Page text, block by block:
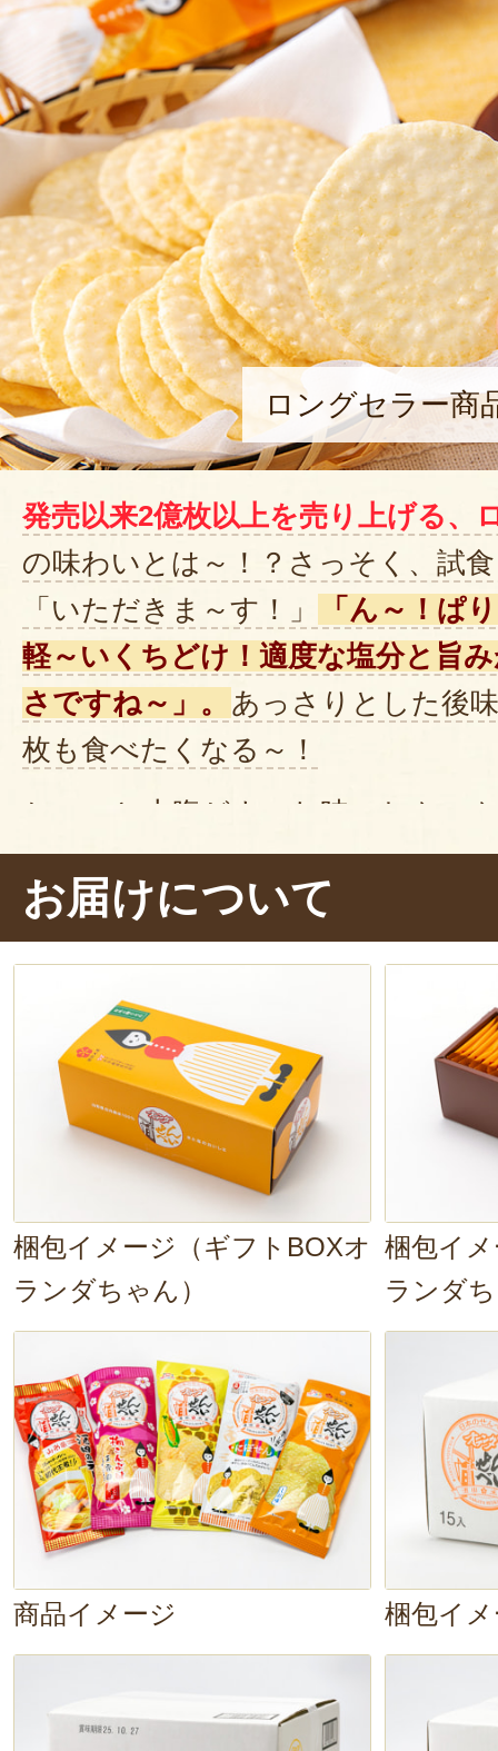
ロングセラー商
発売以来2億枚以上を売り上げる、
の味わいとは～！？さっそく、試
「いただきま～す！」
「ん～！ぱ
軽～いくちどけ！適度な塩分と旨
さですね～」。
あっさりとした後
枚も食べたくなる～！
ちょっと小腹がすいた時のおやつ
ッタリ。みんなでワイワイ食べる
ね！
お届けについて
梱包イメージ（ギフトBOXオ
ランダちゃん）
梱包イ
ランダ
商品イメージ 梱包イ